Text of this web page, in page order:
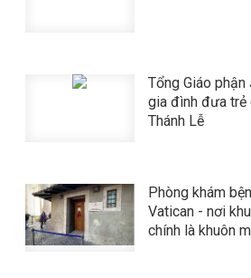
Tổng Giáo
gia đình đưa trẻ
Thánh Lễ
Phòng khám
Vatican - nơi
chính là khuôn